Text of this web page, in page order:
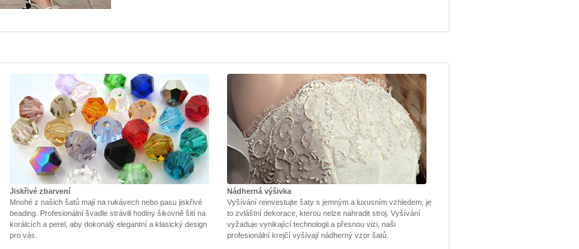
Jiskřivé zbarvení
Mnohé z našich šatů mají na rukávech nebo pasu jiskřivé
beading. Profesionální švadle strávili hodiny šikovně šití na
korálcích a perel, aby dokonalý elegantní a klasický design
pro vás.
Nádherná výšivka
Vyšívání reinvestujte šaty s jemným a luxusním vzhledem, je
to zvláštní dekorace, kterou nelze nahradit stroj. Vyšívání
vyžaduje vynikající technologii a přesnou vizi, naši
profesionální krejčí vyšívají nádherný vzor šatů.